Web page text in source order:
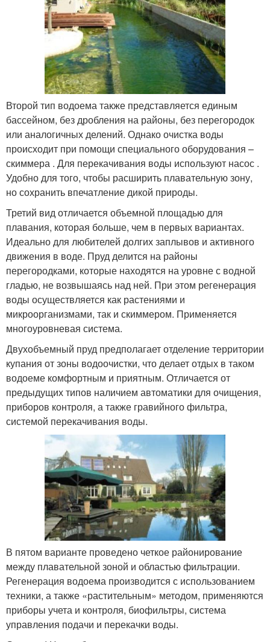
Второй тип водоема также представляется единым
бассейном, без дробления на районы, без перегородок
или аналогичных делений. Однако очистка воды
происходит при помощи специального оборудования –
скиммера . Для перекачивания воды используют насос .
Удобно для того, чтобы расширить плавательную зону,
но сохранить впечатление дикой природы.
Третий вид отличается объемной площадью для
плавания, которая больше, чем в первых вариантах.
Идеально для любителей долгих заплывов и активного
движения в воде. Пруд делится на районы
перегородками, которые находятся на уровне с водной
гладью, не возвышаясь над ней. При этом регенерация
воды осуществляется как растениями и
микроорганизмами, так и скиммером. Применяется
многоуровневая система.
Двухобъемный пруд предполагает отделение территории
купания от зоны водоочистки, что делает отдых в таком
водоеме комфортным и приятным. Отличается от
предыдущих типов наличием автоматики для очищения,
приборов контроля, а также гравийного фильтра,
системой перекачивания воды.
В пятом варианте проведено четкое районирование
между плавательной зоной и областью фильтрации.
Регенерация водоема производится с использованием
техники, а также «растительным» методом, применяются
приборы учета и контроля, биофильтры, система
управления подачи и перекачки воды.